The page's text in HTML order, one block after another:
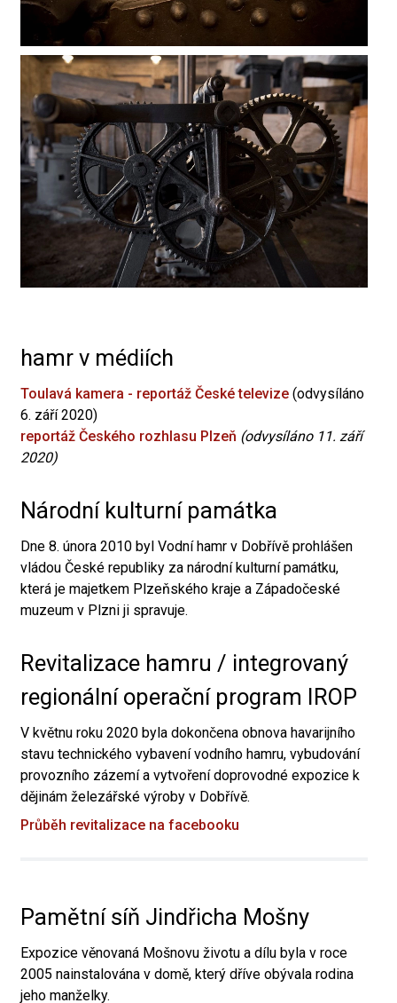
hamr v médiích
Toulavá kamera - reportáž České televize (odvysíláno
6. září 2020)
reportáž Českého rozhlasu Plzeň (odvysíláno 11. září
2020)
Národní kulturní památka
Dne 8. února 2010 byl Vodní hamr v Dobřívě prohlášen
vládou České republiky za národní kulturní památku,
která je majetkem Plzeňského kraje a Západočeské
muzeum v Plzni ji spravuje.
Revitalizace hamru / integrovaný
regionální operační program IROP
V květnu roku 2020 byla dokončena obnova havarijního
stavu technického vybavení vodního hamru, vybudování
provozního zázemí a vytvoření doprovodné expozice k
dějinám železářské výroby v Dobřívě.
Průběh revitalizace na facebooku
Pamětní síň Jindřicha Mošny
Expozice věnovaná Mošnovu životu a dílu byla v roce
2005 nainstalována v domě, který dříve obývala rodina
jeho manželky.